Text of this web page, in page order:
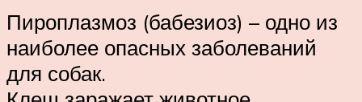
Пироплазмоз (бабезиоз) – одно из
наиболее опасных заболеваний
для собак.